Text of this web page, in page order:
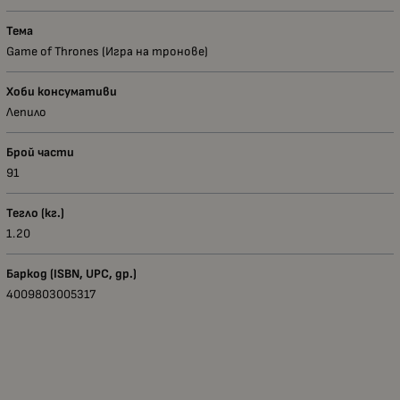
Тема
Game of Thrones (Игра на тронове)
Хоби консумативи
Лепило
Брой части
91
Тегло (кг.)
1.20
Баркод (ISBN, UPC, др.)
4009803005317